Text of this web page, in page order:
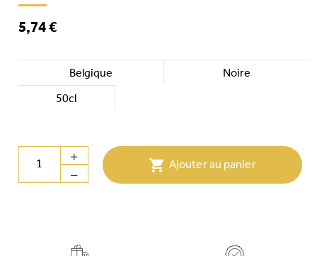
5,74 €
Belgique Noire
50cl
 Ajouter au panier